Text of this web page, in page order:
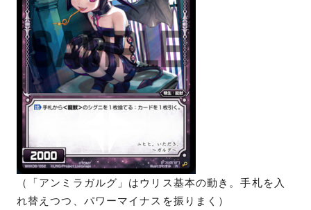
（「アンミラガルグ」はウリス基本の動き。手札を入
れ替えつつ、パワーマイナスを振りまく）